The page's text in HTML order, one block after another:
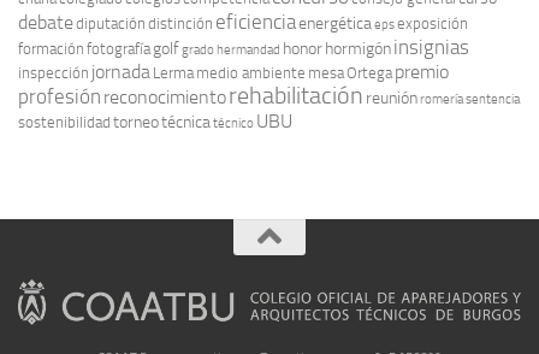
debatediputación distinción eficienciaenergéticaepsexposición
formación fotografía golfgradohermandad honorhormigóninsignias
inspección jornada Lerma medio ambiente mesaOrtega premio
profesión reconocimientorehabilitación reuniónromeríasentencia
sostenibilidad torneotécnicatécnico UBU